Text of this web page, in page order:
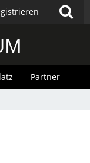
Partner